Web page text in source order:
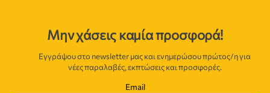
Μην χάσεις καμία προσφορά!
Εγγράψου στο newsletter μας και ενημερώσου πρώτος/η για
νέες παραλαβές, εκπτώσεις και προσφορές.
Email